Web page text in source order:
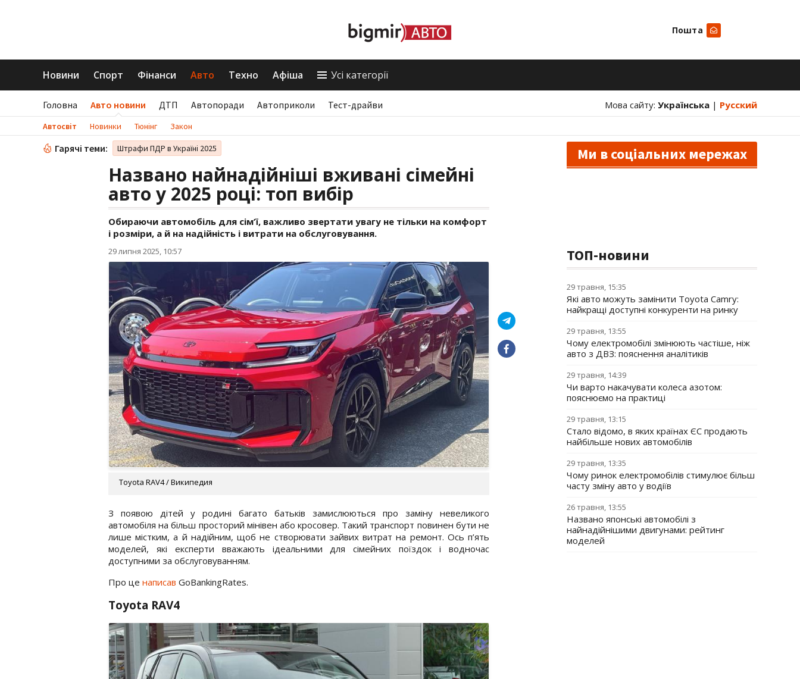
Пошта
Новини Спорт Фінанси Авто Техно Афіша Усі категорії
Головна Авто новини ДТП Автопоради Автоприколи Тест-драйви Мова сайту: Українська | Русский
Автосвіт Новинки Тюнінг Закон
Гарячі теми: Штрафи ПДР в Україні 2025
Названо найнадійніші вживані сімейні
авто у 2025 році: топ вибір
Обираючи автомобіль для сім’ї, важливо звертати увагу не тільки на комфорт
і розміри, а й на надійність і витрати на обслуговування.
29 липня 2025, 10:57
Toyota RAV4 / Википедия
З появою дітей у родині багато батьків замислюються про заміну невеликого
автомобіля на більш просторий мінівен або кросовер. Такий транспорт повинен бути не
лише містким, а й надійним, щоб не створювати зайвих витрат на ремонт. Ось п’ять
моделей, які експерти вважають ідеальними для сімейних поїздок і водночас
доступними за обслуговуванням.
Про це написав GoBankingRates.
Toyota RAV4
Ми в соціальних мережах
ТОП-новини
29 травня, 15:35
Які авто можуть замінити Toyota Camry:
найкращі доступні конкуренти на ринку
29 травня, 13:55
Чому електромобілі змінюють частіше, ніж
авто з ДВЗ: пояснення аналітиків
29 травня, 14:39
Чи варто накачувати колеса азотом:
пояснюємо на практиці
29 травня, 13:15
Стало відомо, в яких країнах ЄС продають
найбільше нових автомобілів
29 травня, 13:35
Чому ринок електромобілів стимулює більш
часту зміну авто у водіїв
26 травня, 13:55
Названо японські автомобілі з
найнадійнішими двигунами: рейтинг
моделей